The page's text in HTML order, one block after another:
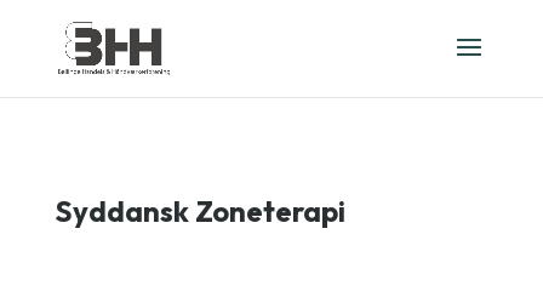
Syddansk Zoneterapi